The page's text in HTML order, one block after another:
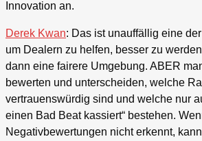
Innovation an.
Derek Kwan: Das ist unauffällig eine
um Dealern zu helfen, besser zu
dann eine fairere Umgebung. ABER
bewerten und unterscheiden, welche
vertrauenswürdig sind und welche nur
einen Bad Beat kassiert“ bestehen.
Negativbewertungen nicht erkennt,